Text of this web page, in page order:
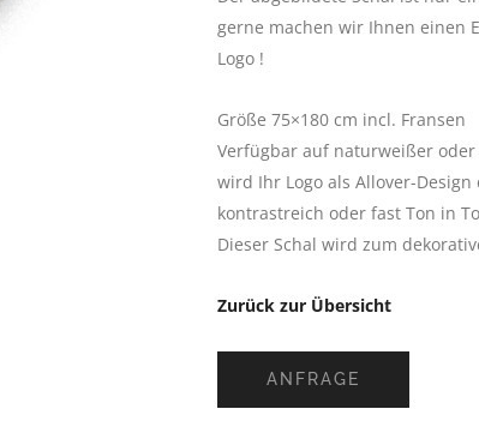
gerne machen wir Ihnen einen
Logo !
Größe 75×180 cm incl. Fransen
Verfügbar auf naturweißer oder
wird Ihr Logo als Allover-Design
kontrastreich oder fast Ton in
Dieser Schal wird zum
Zurück zur Übersicht
ANFRAGE